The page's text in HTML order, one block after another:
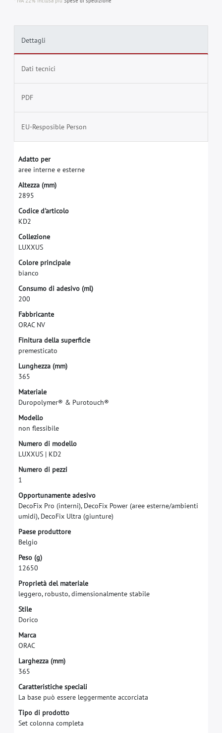
Dettagli
Dati tecnici
PDF
EU-Resposible Person
Adatto per
aree interne e esterne
Altezza (mm)
2895
Codice d'articolo
KD2
Collezione
LUXXUS
Colore principale
bianco
Consumo di adesivo (ml)
200
Fabbricante
ORAC NV
Finitura della superfcie
premesticato
Lunghezza (mm)
365
Materiale
Duropolymer® & Purotouch®
Modello
non fessibile
Numero di modello
LUXXUS | KD2
Numero di pezzi
1
Opportunamente adesivo
DecoFix Pro (interni), DecoFix Power (aree esterne/ambienti
umidi), DecoFix Ultra (giunture)
Paese produttore
Belgio
Peso (g)
12650
Proprietà del materiale
leggero, robusto, dimensionalmente stabile
Stile
Dorico
Marca
ORAC
Larghezza (mm)
365
Caratteristiche speciali
La base può essere leggermente accorciata
Tipo di prodotto
Set colonna completa